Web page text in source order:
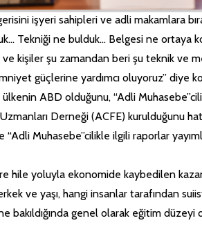
işyeri sahipleri ve adli makamlara
Tekniği ne bulduk… Belgesi ne ortaya
ve kişiler şu zamandan beri şu teknik ve
güçlerine yardımcı oluyoruz” diye
ABD olduğunu, “Adli
Derneği (ACFE) kurulduğunu
Muhasebe”cilikle ilgili raporlar
hile yoluyla ekonomide kaybedilen
ve yaşı, hangi insanlar tarafından
bakıldığında genel olarak eğitim